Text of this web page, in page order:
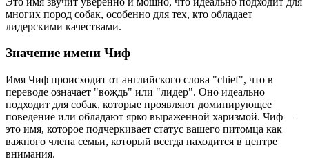
многих пород собак, особенно для тех, кто обладает
лидерскими качествами.
Значение имени Чиф
Имя Чиф происходит от английского слова "chief", что в
переводе означает "вождь" или "лидер". Оно идеально
подходит для собак, которые проявляют доминирующее
поведение или обладают ярко выраженной харизмой. Чиф —
это имя, которое подчеркивает статус вашего питомца как
важного члена семьи, который всегда находится в центре
внимания.